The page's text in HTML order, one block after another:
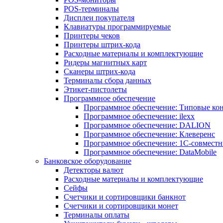
POS-терминалы
Дисплеи покупателя
Клавиатуры программируемые
Принтеры чеков
Принтеры штрих-кода
Расходные материалы и комплектующие
Ридеры магнитных карт
Сканеры штрих-кода
Терминалы сбора данных
Этикет-пистолеты
Программное обеспечение
Программное обеспечение: Типовые
Программное обеспечение: ilexx
Программное обеспечение: DALION
Программное обеспечение: Клеверенс
Программное обеспечение: 1С-
Программное обеспечение: DataMobile
Банковское оборудование
Детекторы валют
Расходные материалы и комплектующие
Сейфы
Счетчики и сортировщики банкнот
Счетчики и сортировщики монет
Терминалы оплаты